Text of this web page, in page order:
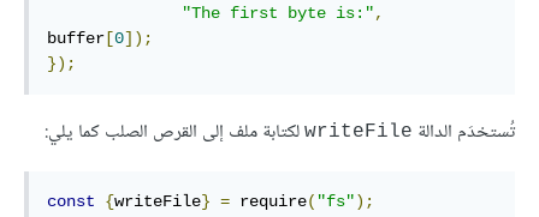
"The first byte is:",
buffer [0]);
});
تُستخدَم الدالة writeFile لكتابة ملف إلى القرص الصلب كما يلي:
const {writeFile} = require( "fs");